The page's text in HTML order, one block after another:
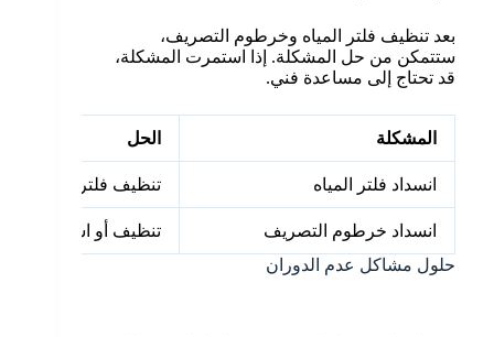
بعد تنظيف فلتر المياه وخرطوم التصريف،
ستتمكن من حل المشكلة. إذا استمرت المشكلة،
قد تحتاج إلى مساعدة فني.
المشكلة الحل
انسداد فلتر المياه تنظيف فلتر المياه
انسداد خرطوم التصريف
تنظيف أو استبدال
حلول مشاكل عدم الدوران